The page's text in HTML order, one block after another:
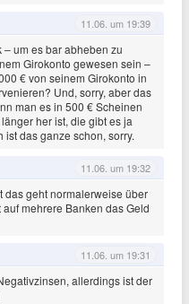
11.06. um 19:39
um es bar abheben zu
Girokonto gewesen sein –
€ von seinem Girokonto in
Und, sorry, aber das
man es in 500 € Scheinen
her ist, die gibt es ja
ist das ganze schon, sorry.
11.06. um 19:32
das geht normalerweise über
mehrere Banken das Geld
11.06. um 19:31
allerdings ist der